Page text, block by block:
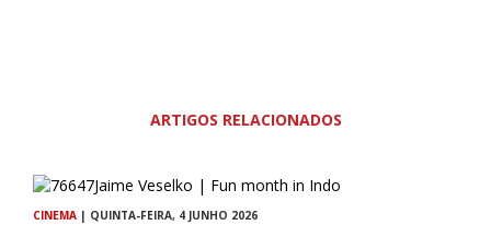
ARTIGOS RELACIONADOS
CINEMA | QUINTA-FEIRA, 4 JUNHO 2026